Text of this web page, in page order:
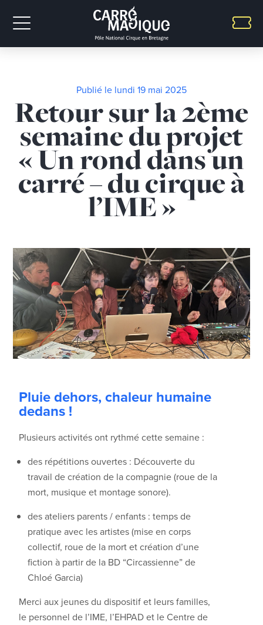
Publié le lundi 19 mai 2025
Retour sur la 2ème
semaine du projet
« Un rond dans un
carré – du cirque à
l’IME »
Pluie dehors, chaleur humaine
dedans !
Plusieurs activités ont rythmé cette semaine :
des répétitions ouvertes : Découverte du
travail de création de la compagnie (roue de la
mort, musique et montage sonore).
des ateliers parents / enfants : temps de
pratique avec les artistes (mise en corps
collectif, roue de la mort et création d’une
fiction à partir de la BD “Circassienne” de
Chloé Garcia)
Merci aux jeunes du dispositif et leurs familles,
le personnel de l’IME, l’EHPAD et le Centre de